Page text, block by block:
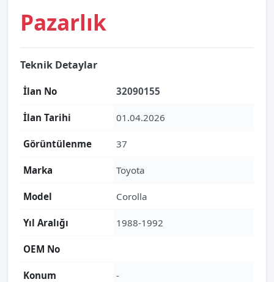
Pazarlık
Teknik Detaylar
İlan No 32090155
İlan Tarihi 01.04.2026
Görüntülenme 37
Marka Toyota
Model Corolla
Yıl Aralığı 1988-1992
OEM No
Konum -